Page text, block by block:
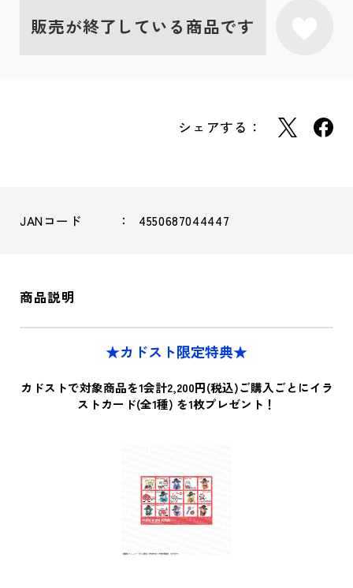
販売が終了している商品です
シェアする：
JANコード 4550687044447
商品説明
★カドスト限定特典★
カドストで対象商品を1会計2,200円(税込)ご購入ごとにイラ
ストカード(全1種) を1枚プレゼント！